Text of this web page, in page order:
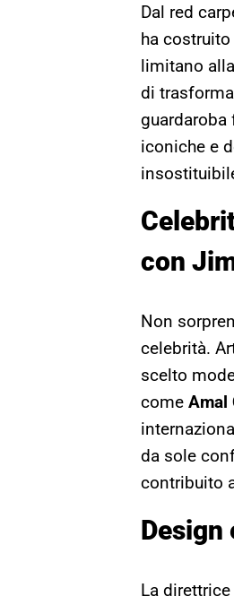
Dal red
ha
limitano
di
iconiche e
con
Non
celebrità.
scelto
come Amal
da sole
contribuito
Design
La